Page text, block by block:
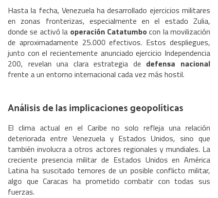
Hasta la fecha, Venezuela ha desarrollado ejercicios militares
en zonas fronterizas, especialmente en el estado Zulia,
donde se activó la operación Catatumbo con la movilización
de aproximadamente 25.000 efectivos. Estos despliegues,
junto con el recientemente anunciado ejercicio Independencia
200, revelan una clara estrategia de defensa nacional
frente a un entorno internacional cada vez más hostil.
Análisis de las implicaciones geopolíticas
El clima actual en el Caribe no solo refleja una relación
deteriorada entre Venezuela y Estados Unidos, sino que
también involucra a otros actores regionales y mundiales. La
creciente presencia militar de Estados Unidos en América
Latina ha suscitado temores de un posible conflicto militar,
algo que Caracas ha prometido combatir con todas sus
fuerzas.